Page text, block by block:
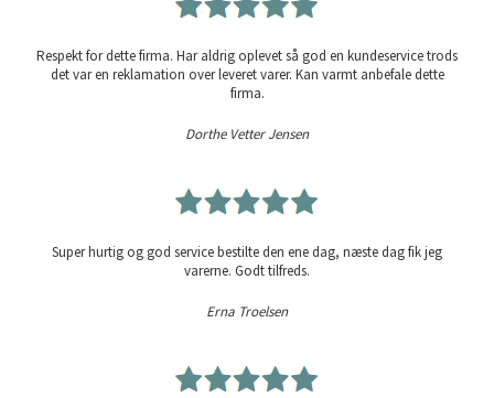
Respekt for dette firma. Har aldrig oplevet så god en kundeservice trods
det var en reklamation over leveret varer. Kan varmt anbefale dette
firma.
Dorthe Vetter Jensen
Super hurtig og god service bestilte den ene dag, næste dag fik jeg
varerne. Godt tilfreds.
Erna Troelsen